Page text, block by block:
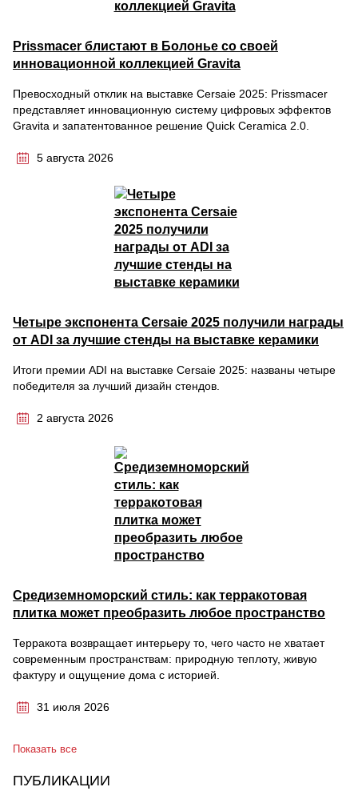
Prissmacer блистают в Болонье со своей
инновационной коллекцией Gravita
Превосходный отклик на выставке Cersaie 2025: Prissmacer
представляет инновационную систему цифровых эффектов
Gravita и запатентованное решение Quick Ceramica 2.0.
5 августа 2026
Четыре экспонента Cersaie 2025 получили награды
от ADI за лучшие стенды на выставке керамики
Итоги премии ADI на выставке Cersaie 2025: названы четыре
победителя за лучший дизайн стендов.
2 августа 2026
Средиземноморский стиль: как терракотовая
плитка может преобразить любое пространство
Терракота возвращает интерьеру то, чего часто не хватает
современным пространствам: природную теплоту, живую
фактуру и ощущение дома с историей.
31 июля 2026
Показать все
ПУБЛИКАЦИИ